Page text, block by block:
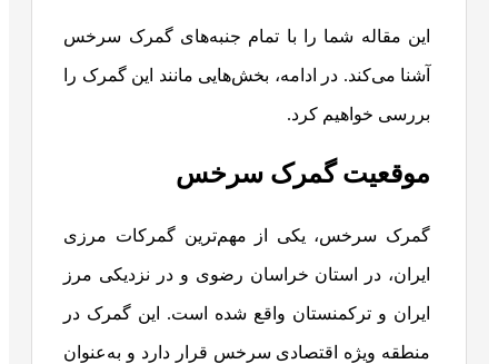
این مقاله شما را با تمام جنبه‌های گمرک سرخس
آشنا می‌کند. در ادامه، بخش‌هایی مانند این گمرک را
بررسی خواهیم کرد.
موقعیت گمرک سرخس
گمرک سرخس، یکی از مهم‌ترین گمرکات مرزی
ایران، در استان خراسان رضوی و در نزدیکی مرز
ایران و ترکمنستان واقع شده است. این گمرک در
منطقه ویژه اقتصادی سرخس قرار دارد و به‌عنوان